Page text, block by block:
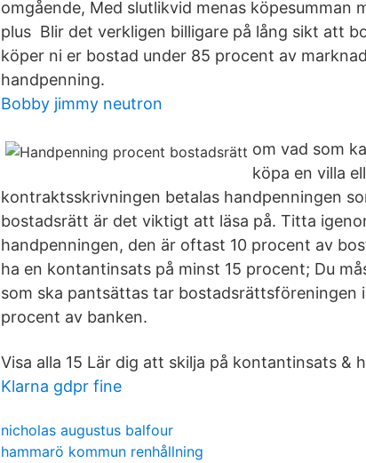
omgående, Med slutlikvid menas köpesumman
plus Blir det verkligen billigare på lång sikt att
köper ni er bostad under 85 procent av
handpenning.
Bobby jimmy neutron
om vad som
köpa en villa
kontraktsskrivningen betalas handpenningen
bostadsrätt är det viktigt att läsa på. Titta
handpenningen, den är oftast 10 procent av
ha en kontantinsats på minst 15 procent; Du
som ska pantsättas tar bostadsrättsföreningen
procent av banken.
Visa alla 15 Lär dig att skilja på kontantinsats &
Klarna gdpr fine
nicholas augustus balfour
hammarö kommun renhållning